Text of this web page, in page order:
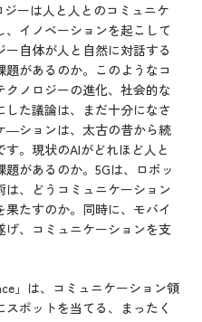
ーは人と人とのコミュニケ
イノベーションを起こして
自体が人と自然に対話する
があるのか。このようなコ
クノロジーの進化、社会的な
た議論は、まだ十分になさ
―ションは、太古の昔から続
。現状のAIがどれほど人と
があるのか。5Gは、ロボッ
は、どうコミュニケーション
たすのか。同時に、モバイ
、コミュニケーションを支
」は、コミュニケーション領
ポットを当てる、まったく